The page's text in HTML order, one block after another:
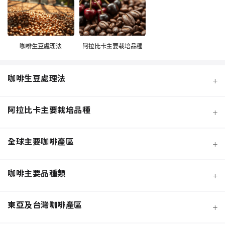
咖啡生豆處理法 阿拉比卡主要栽培品種
咖啡生豆處理法 +
阿拉比卡主要栽培品種 +
全球主要咖啡產區 +
咖啡主要品種類 +
東亞及台灣咖啡產區 +